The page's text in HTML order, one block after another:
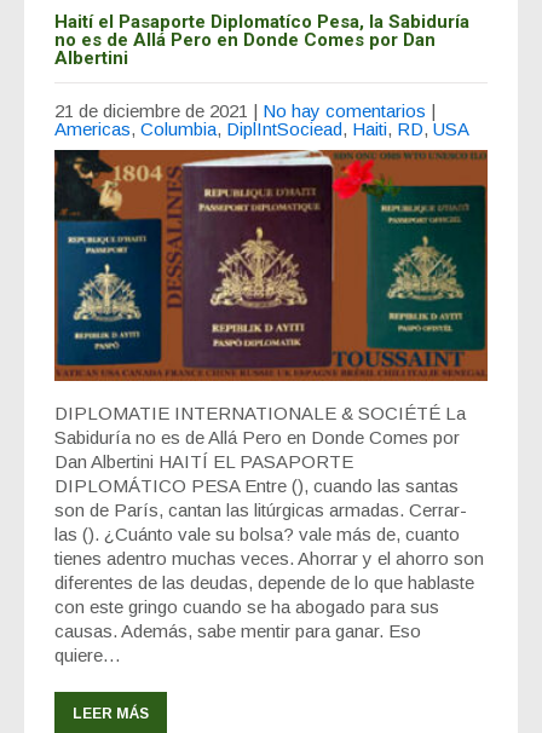
Haití el Pasaporte Diplomatíco Pesa, la Sabiduría
no es de Allá Pero en Donde Comes por Dan
Albertini
21 de diciembre de 2021 | No hay comentarios |
Americas, Columbia, DiplIntSociead, Haiti, RD, USA
DIPLOMATIE INTERNATIONALE & SOCIÉTÉ La
Sabiduría no es de Allá Pero en Donde Comes por
Dan Albertini HAITÍ EL PASAPORTE
DIPLOMÁTICO PESA Entre (), cuando las santas
son de París, cantan las litúrgicas armadas. Cerrar-
las (). ¿Cuánto vale su bolsa? vale más de, cuanto
tienes adentro muchas veces. Ahorrar y el ahorro son
diferentes de las deudas, depende de lo que hablaste
con este gringo cuando se ha abogado para sus
causas. Además, sabe mentir para ganar. Eso
quiere…
LEER MÁS